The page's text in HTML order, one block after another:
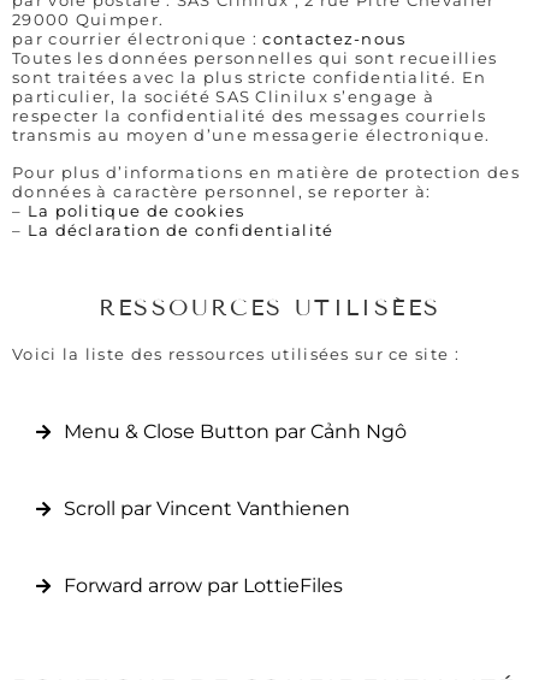
29000 Quimper.
par courrier électronique :contactez-nous
Toutes les données personnelles qui sont recueillies
sont traitées avec la plus stricte confidentialité. En
particulier, la société SAS Clinilux s’engage à
respecter la confidentialité des messages courriels
transmis au moyen d’une messagerie électronique.
Pour plus d’informations en matière de protection des
données à caractère personnel, se reporter à:
– La politique de cookies
– La déclaration de confidentialité
RESSOURCES UTILISÉES
Voici la liste des ressources utilisées sur ce site :
Menu & Close Button par Cảnh Ngô
Scroll par Vincent Vanthienen
Forward arrow par LottieFiles